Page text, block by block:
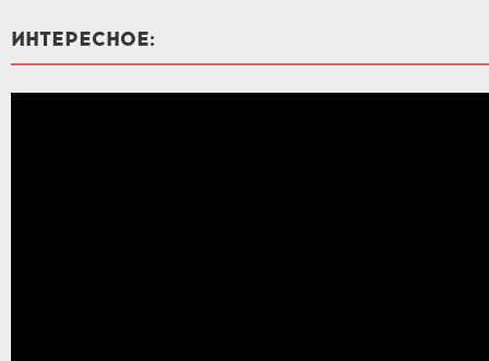
ИНТЕРЕСНОЕ: